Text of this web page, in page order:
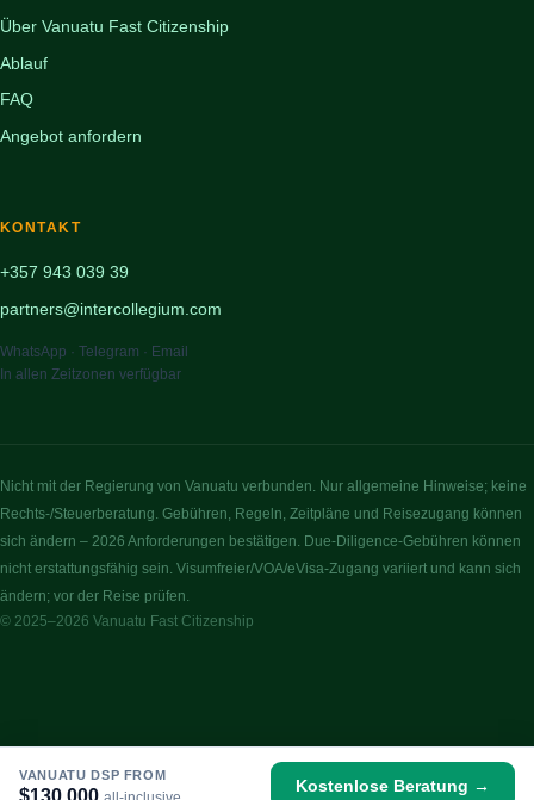
Über Vanuatu Fast Citizenship
Ablauf
FAQ
Angebot anfordern
KONTAKT
+357 943 039 39
partners@intercollegium.com
WhatsApp · Telegram · Email
In allen Zeitzonen verfügbar
Nicht mit der Regierung von Vanuatu verbunden. Nur allgemeine Hinweise; keine
Rechts-/Steuerberatung. Gebühren, Regeln, Zeitpläne und Reisezugang können
sich ändern – 2026 Anforderungen bestätigen. Due-Diligence-Gebühren können
nicht erstattungsfähig sein. Visumfreier/VOA/eVisa-Zugang variiert und kann sich
ändern; vor der Reise prüfen.
© 2025–2026 Vanuatu Fast Citizenship
VANUATU DSP FROM
Kostenlose Beratung →